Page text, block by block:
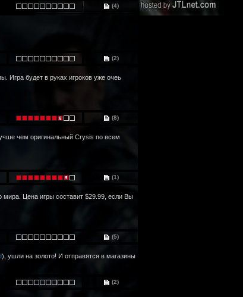
(4)
(2)
Игра будет в руках игроков уже очеь
(8)
чем оригинальный Crysis по всем
(1)
мира. Цена игры составит $29.99, если Вы
(5)
), ушли на золото! И отправятся в магазины
(2)